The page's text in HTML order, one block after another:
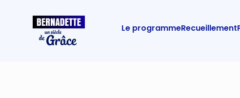
Le programmeRecueillement